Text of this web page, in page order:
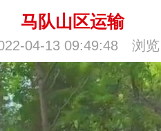
马队山区运输
04-13 09:49:48 浏览